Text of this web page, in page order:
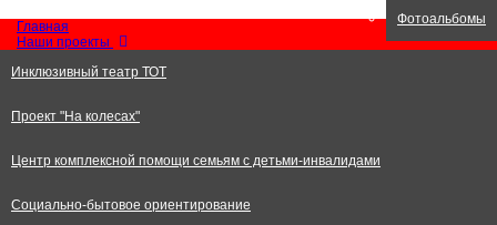
Фотоальбомы
Главная
Наши проекты
Инклюзивный театр ТОТ
Проект "На колесах"
Центр комплексной помощи семьям с детьми-инвалидами
Социально-бытовое ориентирование